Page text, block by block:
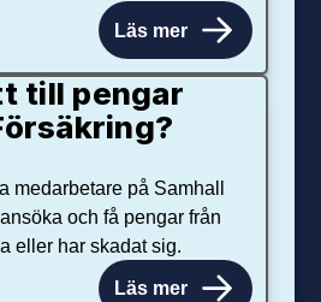
Läs mer
till pengar
medarbetare på Samhall
och få pengar från
eller har skadat sig.
Läs mer